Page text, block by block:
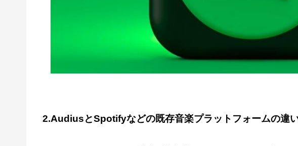
2.AudiusとSpotifyなどの既存音楽プラットフォームの違